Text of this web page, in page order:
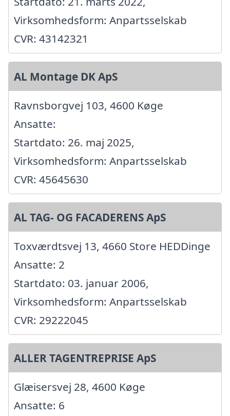
Virksomhedsform: Anpartsselskab
CVR: 43142321
AL Montage DK ApS
Ravnsborgvej 103, 4600 Køge
Ansatte:
Startdato: 26. maj 2025,
Virksomhedsform: Anpartsselskab
CVR: 45645630
AL TAG- OG FACADERENS ApS
Toxværdtsvej 13, 4660 Store HEDDinge
Ansatte: 2
Startdato: 03. januar 2006,
Virksomhedsform: Anpartsselskab
CVR: 29222045
ALLER TAGENTREPRISE ApS
Glæisersvej 28, 4600 Køge
Ansatte: 6